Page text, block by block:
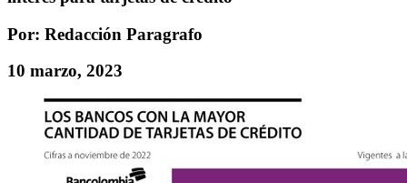
Por: Redacción Paragrafo
10 marzo, 2023